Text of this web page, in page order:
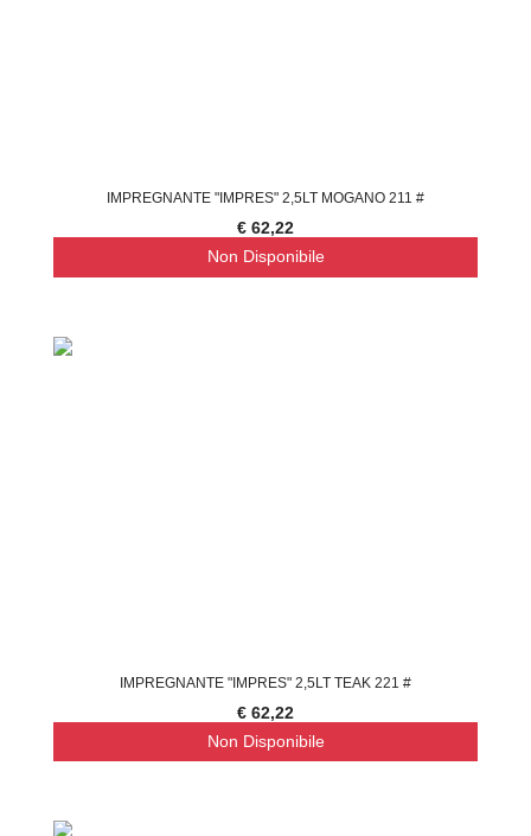
IMPREGNANTE "IMPRES" 2,5LT MOGANO 211 #
€ 62,22
Non Disponibile
IMPREGNANTE "IMPRES" 2,5LT TEAK 221 #
€ 62,22
Non Disponibile